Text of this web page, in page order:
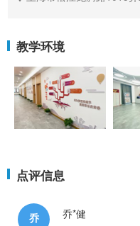
教学环境
点评信息
乔 乔*健